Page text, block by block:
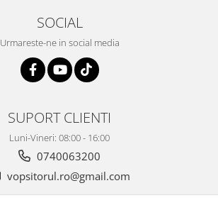
SOCIAL
Urmareste-ne in social media
SUPORT CLIENTI
Luni-Vineri: 08:00 - 16:00
0740063200
vopsitorul.ro@gmail.com